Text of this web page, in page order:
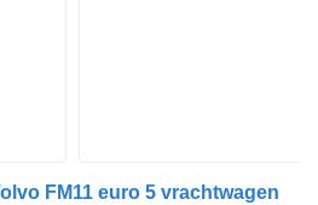
FM11 euro 5 vrachtwagen